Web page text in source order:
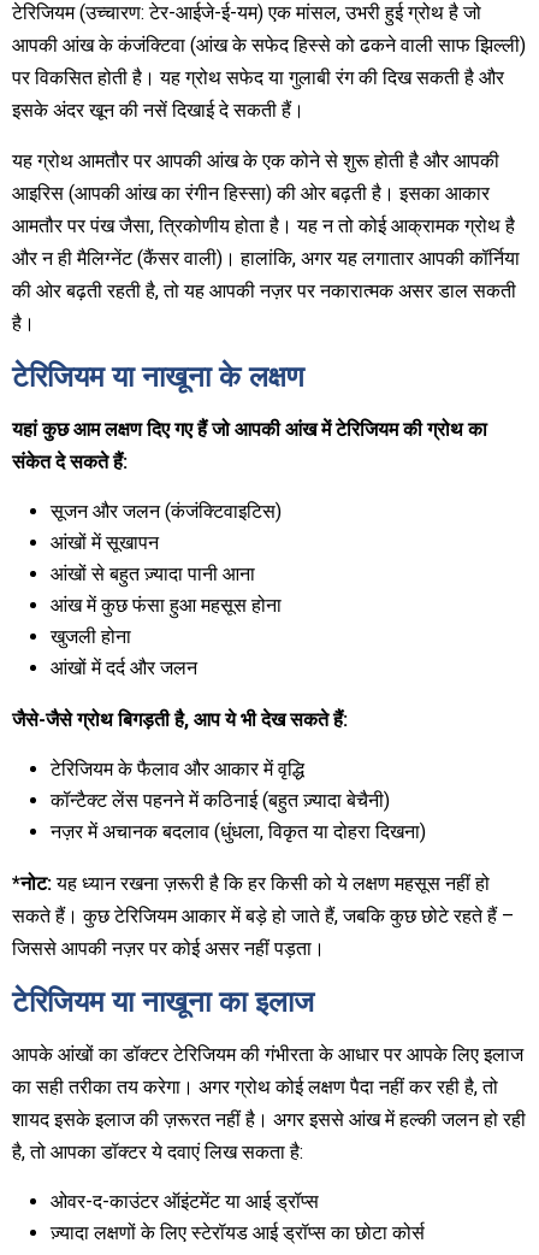
टेरिजियम (उच्चारण: टेर-आईजे-ई-यम) एक मांसल, उभरी हुई ग्रोथ है जो
आपकी आंख के कंजंक्टिवा (आंख के सफेद हिस्से को ढकने वाली साफ झिल्ली)
पर विकसित होती है। यह ग्रोथ सफेद या गुलाबी रंग की दिख सकती है और
इसके अंदर खून की नसें दिखाई दे सकती हैं।
यह ग्रोथ आमतौर पर आपकी आंख के एक कोने से शुरू होती है और आपकी
आइरिस (आपकी आंख का रंगीन हिस्सा) की ओर बढ़ती है। इसका आकार
आमतौर पर पंख जैसा, त्रिकोणीय होता है। यह न तो कोई आक्रामक ग्रोथ है
और न ही मैलिग्नेंट (कैंसर वाली)। हालांकि, अगर यह लगातार आपकी कॉर्निया
की ओर बढ़ती रहती है, तो यह आपकी नज़र पर नकारात्मक असर डाल सकती
है।
टेरिजियम या नाखूना के लक्षण
यहां कुछ आम लक्षण दिए गए हैं जो आपकी आंख में टेरिजियम की ग्रोथ का
संकेत दे सकते हैं:
सूजन और जलन (कंजंक्टिवाइटिस)
आंखों में सूखापन
आंखों से बहुत ज़्यादा पानी आना
आंख में कुछ फंसा हुआ महसूस होना
खुजली होना
आंखों में दर्द और जलन
जैसे-जैसे ग्रोथ बिगड़ती है, आप ये भी देख सकते हैं:
टेरिजियम के फैलाव और आकार में वृद्धि
कॉन्टैक्ट लेंस पहनने में कठिनाई (बहुत ज़्यादा बेचैनी)
नज़र में अचानक बदलाव (धुंधला, विकृत या दोहरा दिखना)
*नोट:यह ध्यान रखना ज़रूरी है कि हर किसी को ये लक्षण महसूस नहीं हो
सकते हैं। कुछ टेरिजियम आकार में बड़े हो जाते हैं, जबकि कुछ छोटे रहते हैं –
जिससे आपकी नज़र पर कोई असर नहीं पड़ता।
टेरिजियम या नाखूना का इलाज
आपके आंखों का डॉक्टर टेरिजियम की गंभीरता के आधार पर आपके लिए इलाज
का सही तरीका तय करेगा। अगर ग्रोथ कोई लक्षण पैदा नहीं कर रही है, तो
शायद इसके इलाज की ज़रूरत नहीं है। अगर इससे आंख में हल्की जलन हो रही
है, तो आपका डॉक्टर ये दवाएं लिख सकता है:
ओवर-द-काउंटर ऑइंटमेंट या आई ड्रॉप्स
ज़्यादा लक्षणों के लिए स्टेरॉयड आई ड्रॉप्स का छोटा कोर्स